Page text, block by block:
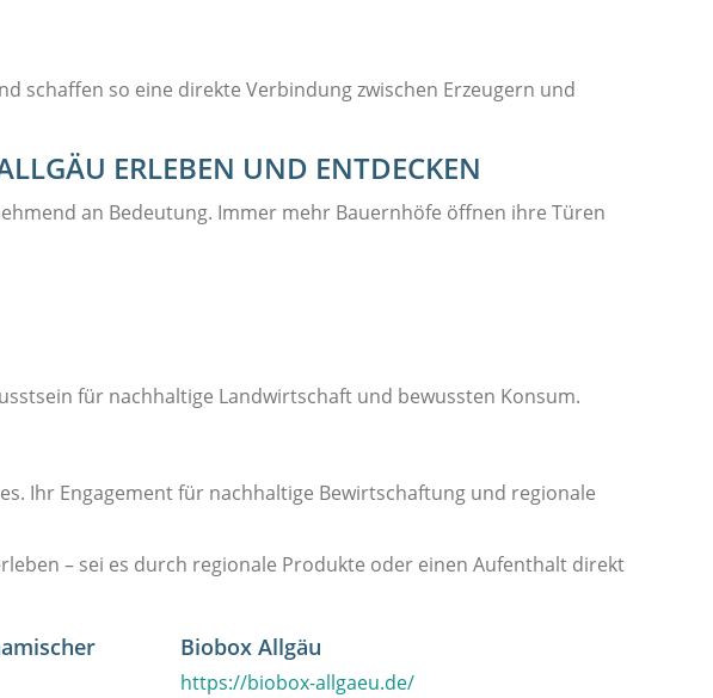
schaffen so eine direkte Verbindung zwischen Erzeugern und
ERLEBEN UND ENTDECKEN
an Bedeutung. Immer mehr Bauernhöfe öffnen ihre Türen
für nachhaltige Landwirtschaft und bewussten Konsum.
Ihr Engagement für nachhaltige Bewirtschaftung und regionale
– sei es durch regionale Produkte oder einen Aufenthalt direkt
Biobox Allgäu
https://biobox-allgaeu.de/